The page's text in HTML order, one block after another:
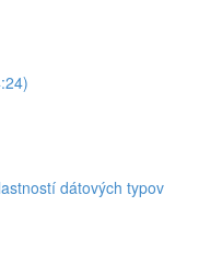
dátových typov